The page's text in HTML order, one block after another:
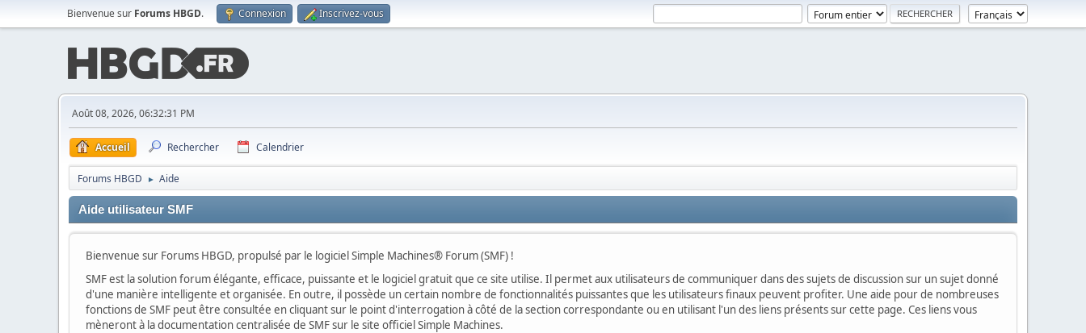
Bienvenue sur Forums HBGD. Connexion Inscrivez-vous
Août 08, 2026, 06:32:31 PM
Accueil Rechercher Calendrier
Forums HBGD ► Aide
Aide utilisateur SMF
Bienvenue sur Forums HBGD, propulsé par le logiciel Simple Machines® Forum (SMF) !
SMF est la solution forum élégante, efficace, puissante et le logiciel gratuit que ce site utilise. Il permet aux utilisateurs de communiquer dans des sujets de discussion sur un sujet donné
d'une manière intelligente et organisée. En outre, il possède un certain nombre de fonctionnalités puissantes que les utilisateurs finaux peuvent profiter. Une aide pour de nombreuses
fonctions de SMF peut être consultée en cliquant sur le point d'interrogation à côté de la section correspondante ou en utilisant l'un des liens présents sur cette page. Ces liens vous
mèneront à la documentation centralisée de SMF sur le site officiel Simple Machines.